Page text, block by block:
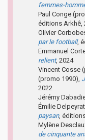
femmes-
Paul Conge
éditions Arkhê,
Olivier
par le football,
Emmanuel
relient, 2024
Vincent Cosse
(promo 1990),
2022
Jérémy
Émilie
paysan,
Mylène
de cinquante